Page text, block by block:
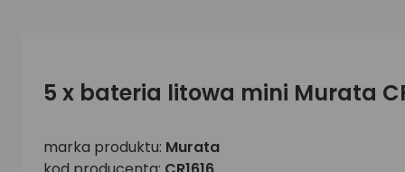
5 x bateria litowa mini Murata
marka produktu: Murata